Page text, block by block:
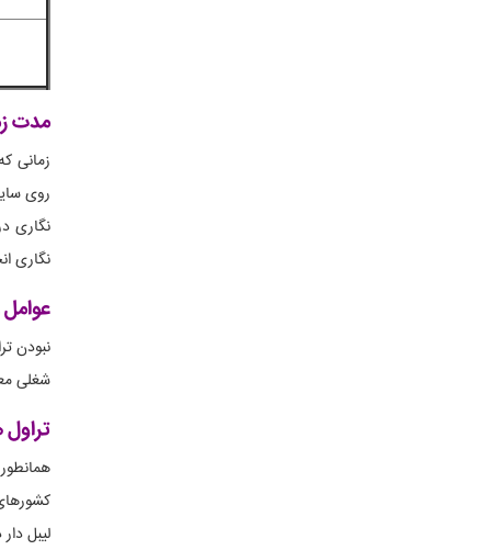
مدت
زمانی
روی
نگاری
نبودن
شغلی
لیبل